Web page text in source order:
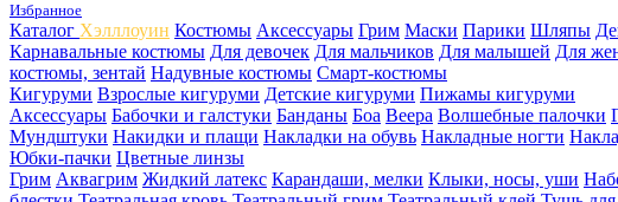
Избранное
Каталог Хэлллоуин Костюмы Аксессуары Грим Маски Парики Шляпы
Карнавальные костюмы Для девочек Для мальчиков Для малышей Для
костюмы, зентай Надувные костюмы Смарт-костюмы
Кигуруми Взрослые кигуруми Детские кигуруми Пижамы кигуруми
Аксессуары Бабочки и галстуки Банданы Боа Веера Волшебные палочки
Мундштуки Накидки и плащи Накладки на обувь Накладные ногти
Юбки-пачки Цветные линзы
Грим Аквагрим Жидкий латекс Карандаши, мелки Клыки, носы, уши